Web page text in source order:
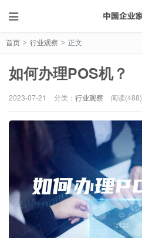
首页 > 行业观察 > 正文
如何办理POS机？
2023-07-21 分类： 行业观察 阅读(488)